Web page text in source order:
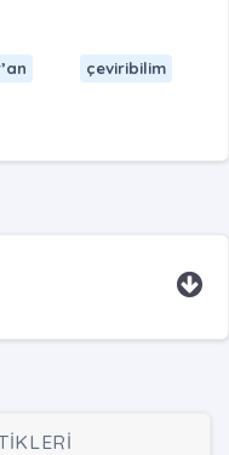
çeviribilim